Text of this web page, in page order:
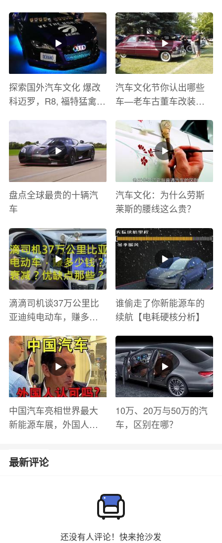
探索国外汽车文化 爆改
科迈罗，R8, 福特猛禽
汽车文化节你认出哪些
车—老车古董车改装车
盘点全球最贵的十辆汽
车
汽车文化：为什么劳斯
莱斯的腰线这么贵？
滴滴司机谈37万公里比
亚迪纯电动车，赚多少
有哪些？
谁偷走了你新能源车的
续航【电耗硬核分析】
中国汽车亮相世界最大
新能源车展，外国人怎
10万、20万与50万的汽
车，区别在哪？
最新评论
还没有人评论！快来抢沙发